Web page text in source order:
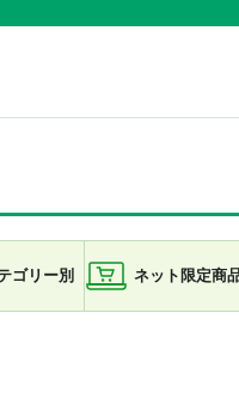
ゴリー別 ネット限定商